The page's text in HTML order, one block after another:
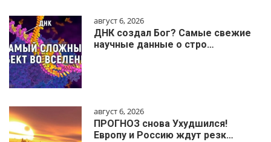
август 6, 2026
ДНК создал Бог? Самые свежие
научные данные о стро…
август 6, 2026
ПРОГНОЗ снова Ухудшился!
Европу и Россию ждут резк…